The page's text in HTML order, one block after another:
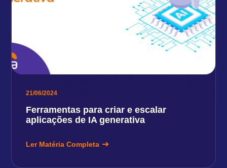
21/06/2024
Ferramentas para criar e escalar
aplicações de IA generativa
Ler Matéria Completa